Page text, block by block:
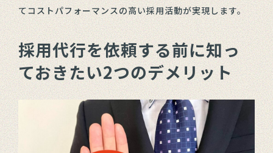
てコストパフォーマンスの高い採用活動が実現します。
採用代行を依頼する前に知っ
ておきたい2つのデメリット